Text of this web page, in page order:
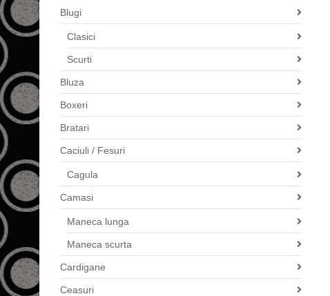
Blugi
Clasici
Scurti
Bluza
Boxeri
Bratari
Caciuli / Fesuri
Cagula
Camasi
Maneca lunga
Maneca scurta
Cardigane
Ceasuri